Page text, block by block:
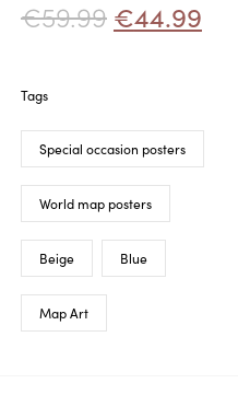
€59.99 €44.99
Tags
Special occasion posters
World map posters
Beige Blue
Map Art